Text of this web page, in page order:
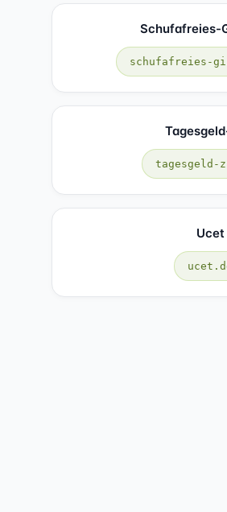
Schufafreies-
schufafreies-
tagesgeld-
Ucet